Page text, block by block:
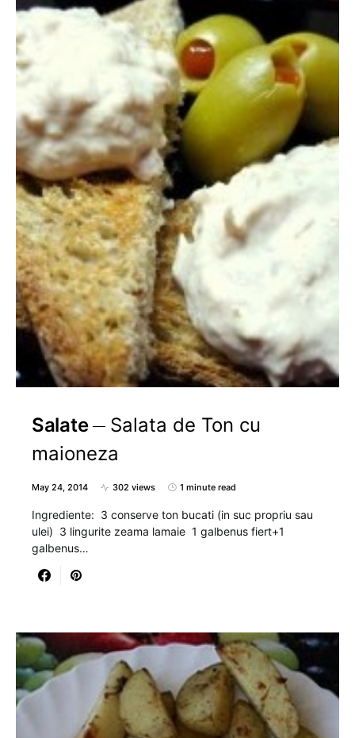
Salate
Salata de Ton cu
maioneza
May 24, 2014 302 views 1 minute read
Ingrediente: 3 conserve ton bucati (in suc propriu sau
ulei) 3 lingurite zeama lamaie 1 galbenus fiert+1
galbenus…